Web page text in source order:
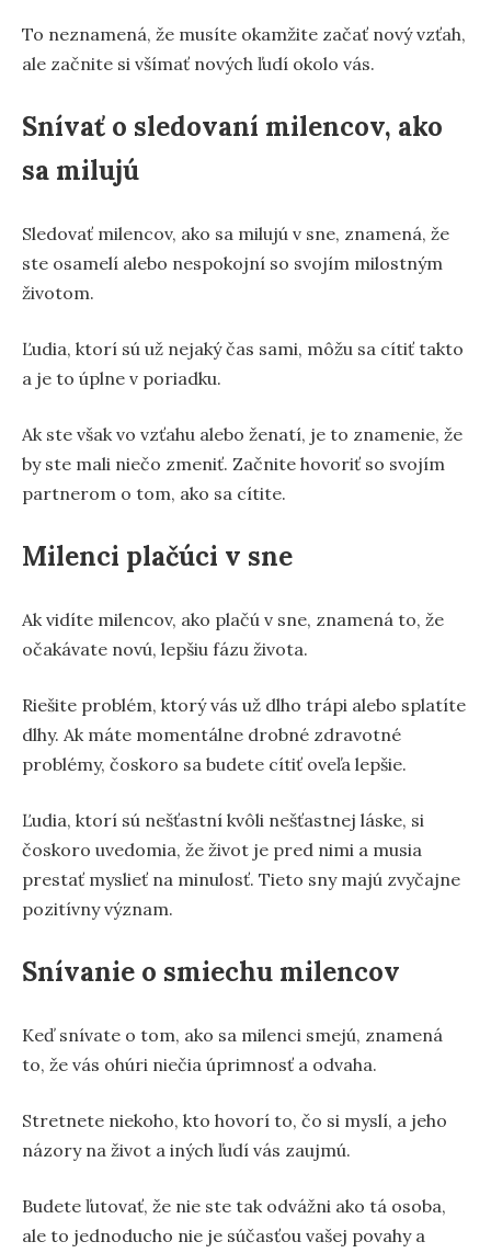
To neznamená, že musíte okamžite začať nový vzťah,
ale začnite si všímať nových ľudí okolo vás.
Snívať o sledovaní milencov, ako
sa milujú
Sledovať milencov, ako sa milujú v sne, znamená, že
ste osamelí alebo nespokojní so svojím milostným
životom.
Ľudia, ktorí sú už nejaký čas sami, môžu sa cítiť takto
a je to úplne v poriadku.
Ak ste však vo vzťahu alebo ženatí, je to znamenie, že
by ste mali niečo zmeniť. Začnite hovoriť so svojím
partnerom o tom, ako sa cítite.
Milenci plačúci v sne
Ak vidíte milencov, ako plačú v sne, znamená to, že
očakávate novú, lepšiu fázu života.
Riešite problém, ktorý vás už dlho trápi alebo splatíte
dlhy. Ak máte momentálne drobné zdravotné
problémy, čoskoro sa budete cítiť oveľa lepšie.
Ľudia, ktorí sú nešťastní kvôli nešťastnej láske, si
čoskoro uvedomia, že život je pred nimi a musia
prestať myslieť na minulosť. Tieto sny majú zvyčajne
pozitívny význam.
Snívanie o smiechu milencov
Keď snívate o tom, ako sa milenci smejú, znamená
to, že vás ohúri niečia úprimnosť a odvaha.
Stretnete niekoho, kto hovorí to, čo si myslí, a jeho
názory na život a iných ľudí vás zaujmú.
Budete ľutovať, že nie ste tak odvážni ako tá osoba,
ale to jednoducho nie je súčasťou vašej povahy a